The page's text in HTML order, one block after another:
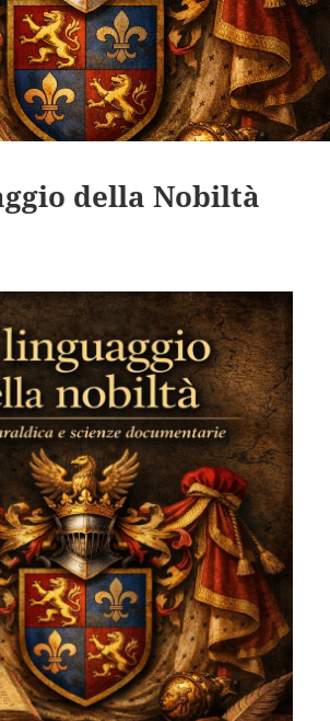
della Nobiltà